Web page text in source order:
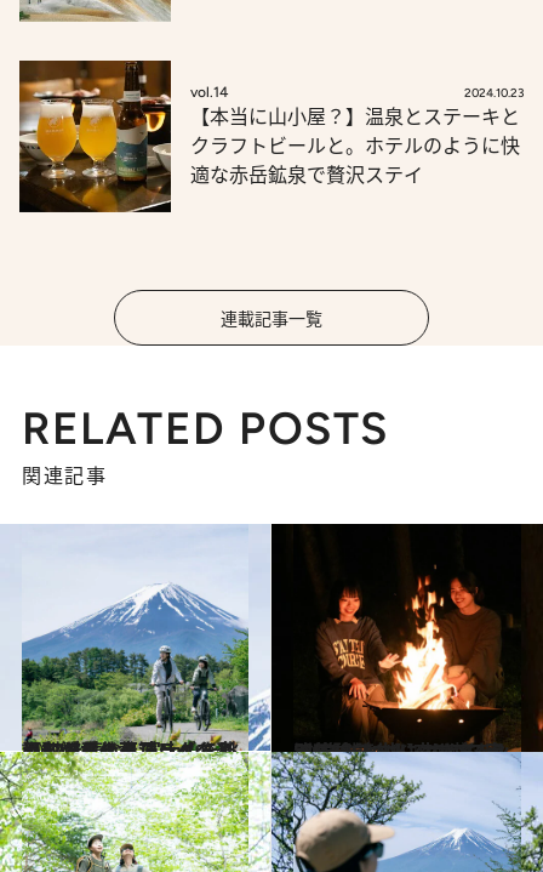
vol.14 2024.10.23
【本当に山小屋？】温泉とステーキと
クラフトビールと。ホテルのように快
適な赤岳鉱泉で贅沢ステイ
連載記事一覧
RELATED POSTS
関連記事
2024.7.7
【#2を読む】富士山を眺めながらの贅沢ライド！ 河口湖サイクリングで楽しむコーヒーブレイクと山梨の手仕事
ライフスタイル 2024.7.7
【#3を読む】夜は焚き火でチルアウト。サブスク別荘【SANU】でかなえる“自然と共に生きる”宿泊体験
ライフスタイル